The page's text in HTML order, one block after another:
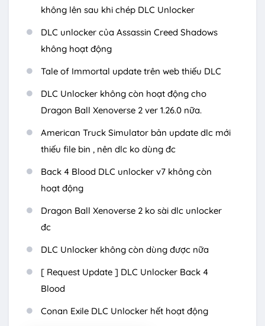
không lên sau khi chép DLC Unlocker
DLC unlocker của Assassin Creed Shadows
không hoạt động
Tale of Immortal update trên web thiếu DLC
DLC Unlocker không còn hoạt động cho
Dragon Ball Xenoverse 2 ver 1.26.0 nữa.
American Truck Simulator bản update dlc mới
thiếu file bin , nên dlc ko dùng đc
Back 4 Blood DLC unlocker v7 không còn
hoạt động
Dragon Ball Xenoverse 2 ko sài dlc unlocker
đc
DLC Unlocker không còn dùng được nữa
[ Request Update ] DLC Unlocker Back 4
Blood
Conan Exile DLC Unlocker hết hoạt động